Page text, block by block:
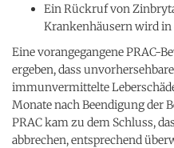
Ein Rückruf von
Krankenhäusern wird in
Eine vorangegangene PRAC-
ergeben, dass
immunvermittelte
Monate nach Beendigung der
PRACkam zu dem Schluss,
abbrechen, entsprechend